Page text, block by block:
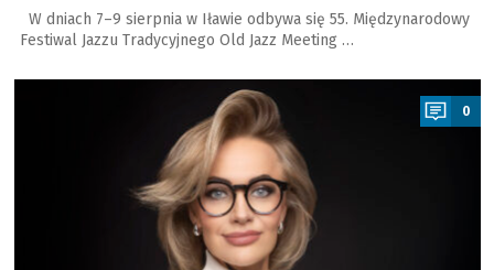
W dniach 7–9 sierpnia w Iławie odbywa się 55. Międzynarodowy
Festiwal Jazzu Tradycyjnego Old Jazz Meeting …
a
0